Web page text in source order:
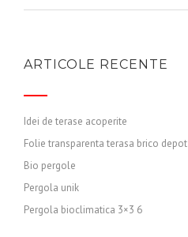
ARTICOLE RECENTE
Idei de terase acoperite
Folie transparenta terasa brico depot
Bio pergole
Pergola unik
Pergola bioclimatica 3×3 6